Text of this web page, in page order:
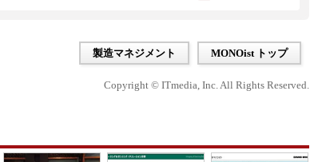
製造マネジメント MONOist トップ
Copyright © ITmedia, Inc. All Rights Reserved.